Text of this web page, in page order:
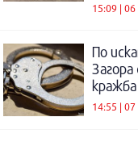
15:09 |
По
14:55 |